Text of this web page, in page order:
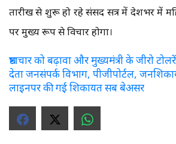
तारीख से शुरू हो रहे संसद सत्र में देशभर में
पर मुख्‍य रूप से विचार होगा।
भ्रष्टाचार को बढ़ावा और मुख्यमंत्री के जीरो
देता जनसंपर्क विभाग, पीजीपोर्टल,
लाइनपर की गई शिकायत सब बेअसर